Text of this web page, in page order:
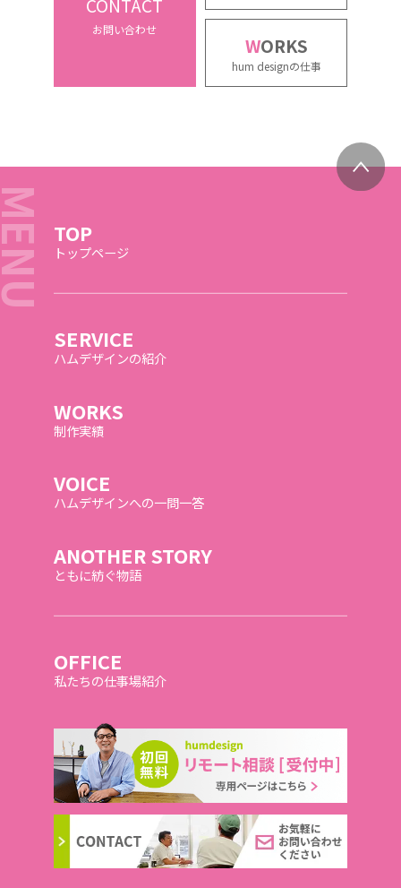
CONTACT
お問い合わせ
WORKS
hum designの仕事
TOP
トップページ
SERVICE
ハムデザインの紹介
WORKS
制作実績
VOICE
ハムデザインへの一問一答
ANOTHER STORY
ともに紡ぐ物語
OFFICE
私たちの仕事場紹介